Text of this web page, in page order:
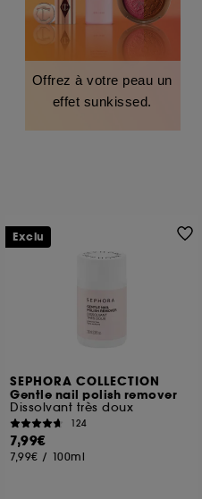
Offrez à votre peau un
effet sunkissed.
SEPHORA COLLECTION
Gentle nail polish remover
Dissolvant très doux
124
7,99€
7,99€ / 100ml
Exclu